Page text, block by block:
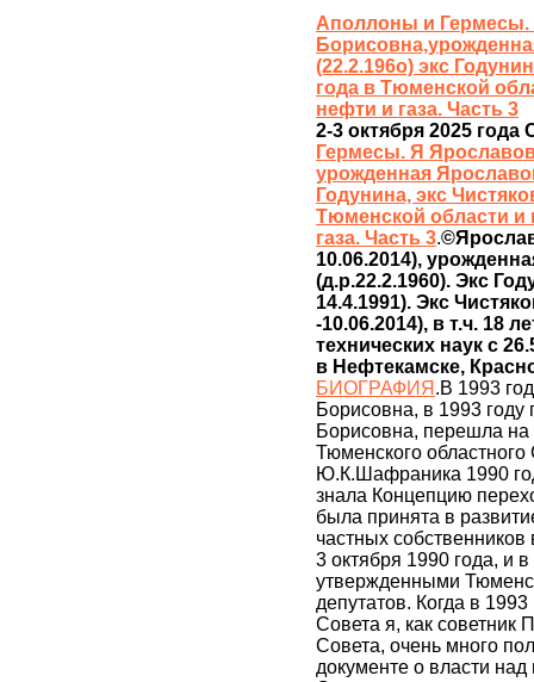
Аполлоны и Гермесы.
(22.2.196о) экс
года в Тюменской
нефти и газа. Часть 3
2-3 октября 2025 года
Гермесы. Я
урожденная
Годунина, экс
Тюменской области и
газа. Часть 3.
10.06.2014),
(д.р.22.2.1960). Экс
14.4.1991). Экс
-10.06.2014), в т.ч. 18
технических наук c
в Нефтекамске,
БИОГРАФИЯ .В 1993
Борисовна, в 1993
Борисовна, перешла на
Тюменского
Ю.К.Шафраника 1990
знала Концепцию
была принята в
частных
3 октября 1990 года, и
утвержденными
депутатов. Когда в
Совета я, как советник
Совета, очень много
документе о власти